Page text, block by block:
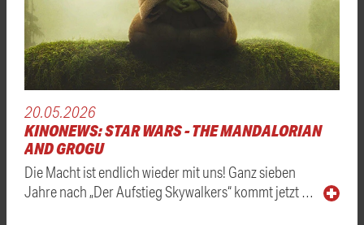
20.05.2026
KINONEWS: STAR WARS - THE MANDALORIAN
AND GROGU
Die Macht ist endlich wieder mit uns! Ganz sieben
Jahre nach „Der Aufstieg Skywalkers“ kommt jetzt …